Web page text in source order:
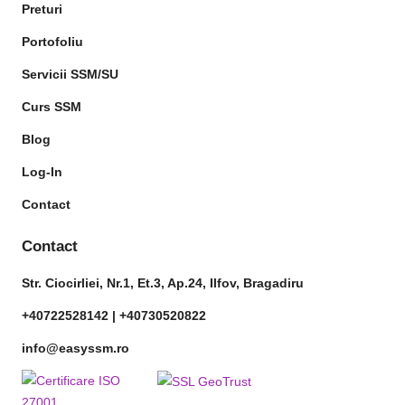
Preturi
Portofoliu
Servicii SSM/SU
Curs SSM
Blog
Log-In
Contact
Contact
Str. Ciocirliei, Nr.1, Et.3, Ap.24, Ilfov, Bragadiru
+40722528142 | +40730520822
info@easyssm.ro